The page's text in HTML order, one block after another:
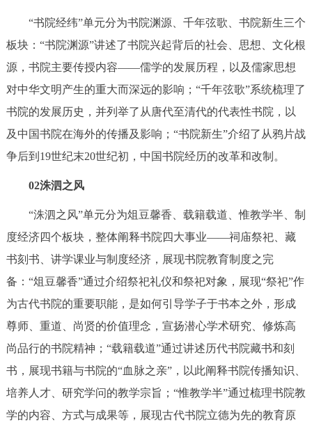
“书院经纬”单元分为书院渊源、千年弦歌、书院新生三个
板块：“书院渊源”讲述了书院兴起背后的社会、思想、文化根
源，书院主要传授内容——儒学的发展历程，以及儒家思想
对中华文明产生的重大而深远的影响；“千年弦歌”系统梳理了
书院的发展历史，并列举了从唐代至清代的代表性书院，以
及中国书院在海外的传播及影响；“书院新生”介绍了从鸦片战
争后到19世纪末20世纪初，中国书院经历的改革和改制。
02洙泗之风
“洙泗之风”单元分为俎豆馨香、载籍载道、惟教学半、制
度经济四个板块，整体阐释书院四大事业——祠庙祭祀、藏
书刻书、讲学课业与制度经济，展现书院教育制度之完
备：“俎豆馨香”通过介绍祭祀礼仪和祭祀对象，展现“祭祀”作
为古代书院的重要职能，是如何引导学子于书本之外，形成
尊师、重道、尚贤的价值理念，宣扬潜心学术研究、修炼高
尚品行的书院精神；“载籍载道”通过讲述历代书院藏书和刻
书，展现书籍与书院的“血脉之亲”，以此阐释书院传播知识、
培养人才、研究学问的教学宗旨；“惟教学半”通过梳理书院教
学的内容、方式与成果等，展现古代书院立德为先的教育原